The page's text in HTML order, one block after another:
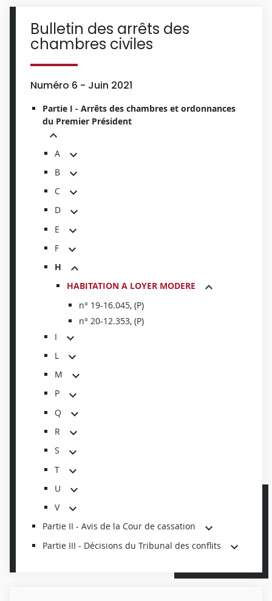
Bulletin des arrêts des
chambres civiles
Numéro 6 - Juin 2021
Partie I - Arrêts des chambres et ordonnances
du Premier Président
A
B
C
D
E
F
H
HABITATION A LOYER MODERE
n° 19-16.045, (P)
n° 20-12.353, (P)
I
L
M
P
Q
R
S
T
U
V
Partie II - Avis de la Cour de cassation
Partie III - Décisions du Tribunal des conflits